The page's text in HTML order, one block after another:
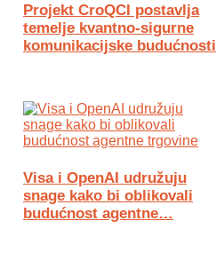
Projekt CroQCI postavlja
temelje kvantno-sigurne
komunikacijske budućnosti
Visa i OpenAI udružuju
snage kako bi oblikovali
budućnost agentne…